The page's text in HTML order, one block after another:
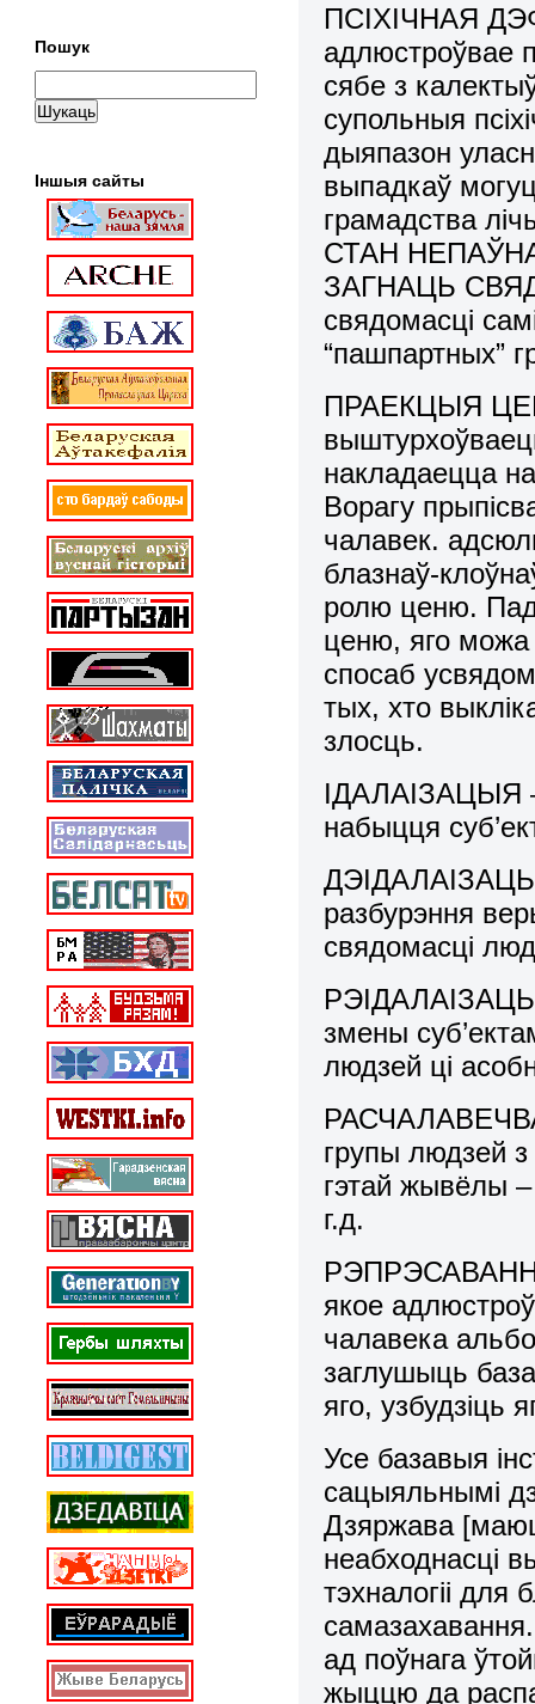
ПСІХІЧНАЯ
адлюстроўвае
сябе з
супольныя
дыяпазон
выпадкаў
грамадства
СТАН
ЗАГНАЦЬ
свядомасці
“пашпартных”
ПРАЕКЦЫЯ
накладаецца
Ворагу
чалавек.
блазнаў-
ролю ценю.
ценю, яго можа
спосаб
тых, хто
злосць.
ІДАЛАІЗАЦЫЯ
набыцця
разбурэння
свядомасці
змены
людзей ці
групы людзей
гэтай жывёлы –
г.д.
якое
чалавека
заглушыць
яго, узбудзіць
Усе базавыя
сацыяльнымі
Дзяржава
неабходнасці
тэхналогіі для
ад поўнага
жыццю да
Пошук
Іншыя сайты